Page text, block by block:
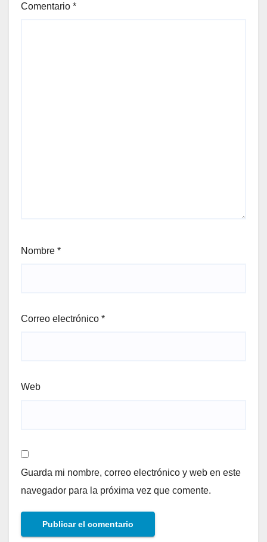
Comentario *
Nombre *
Correo electrónico *
Web
Guarda mi nombre, correo electrónico y web en este
navegador para la próxima vez que comente.